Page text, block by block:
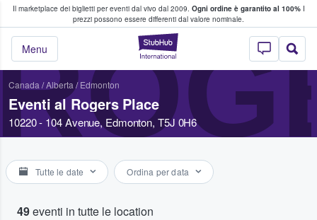
Il marketplace dei biglietti per eventi dal vivo dal 2009. Ogni ordine è garantito al 100%I
prezzi possono essere differenti dal valore nominale.
StubHub - Dove
Menu
fan comprano e vendono biglietti
Canada /Alberta / Edmonton
Eventi al Rogers Place
10220 - 104 Avenue, Edmonton, T5J 0H6
Tutte le date Ordina per data
49eventi in tutte le location